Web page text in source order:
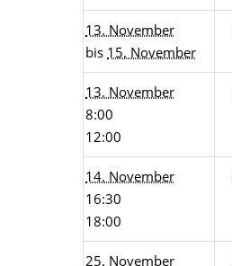
13. November
bis 15. November
13. November
8:00
12:00
14. November
16:30
18:00
25. November